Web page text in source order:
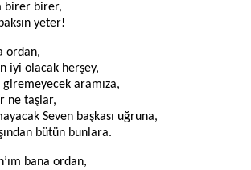
birer birer,
yeter!
ordan,
iyi olacak herşey,
aramıza,
ne taşlar,
Seven başkası uğruna,
bütün bunlara.
bana ordan,